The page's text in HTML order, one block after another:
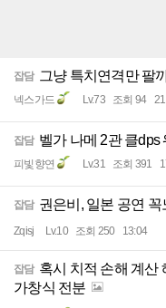
잡담 그냥 특치연격만 팔
넥스가드 Lv.73 조회 94
잡담 벨가 나메 2관 클dps
피빛향연 Lv.31 조회 391
잡담 권은비, 일본 공연 꼭
Zqisj Lv.10 조회 250 13:04
잡담 혹시 치적 손해 계산
가창식 전분